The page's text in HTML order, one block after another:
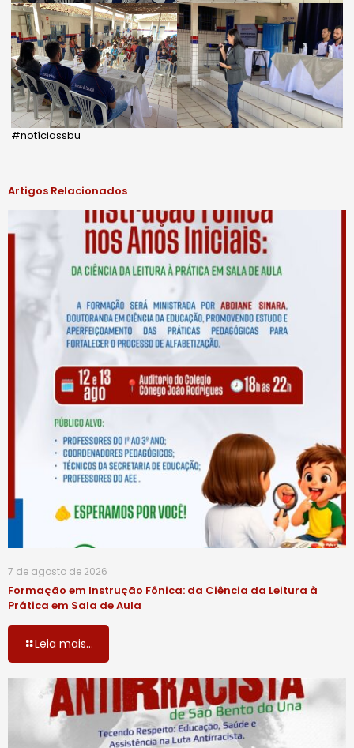
#notíciassbu
Artigos Relacionados
7 de agosto de 2026
Formação em Instrução Fônica: da Ciência da Leitura à
Prática em Sala de Aula
Leia mais...